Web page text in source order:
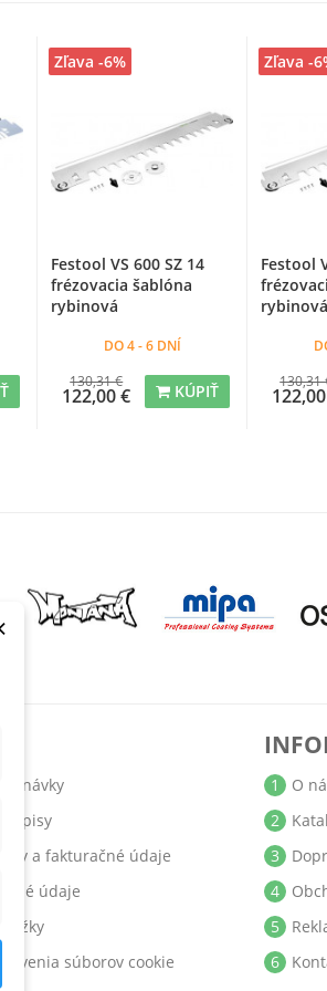
Festool VS 600 SZ 14
frézovacia šablóna
rybinová
DO 4 - 6 DNÍ
130,31 €
122,00 € KÚPIŤ
Zľava -6%
Festool
rybinová
130,31
Zľava -
a fakturačné údaje
údaje
súborov cookie
O
1
2
3
4
5
6